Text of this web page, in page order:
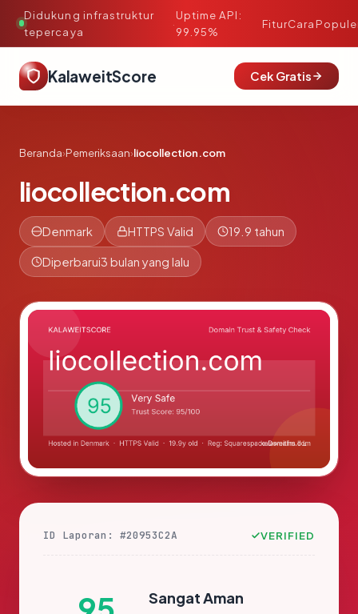
Didukung infrastruktur
tepercaya
·
Uptime API:
99.95%
FiturCara
KalaweitScore Cek Gratis
Beranda›Pemeriksaan›liocollection.com
liocollection.com
Denmark HTTPS Valid 19.9 tahun
Diperbarui3 bulan yang lalu
ID Laporan: #20953C2A VERIFIED
Sangat Aman